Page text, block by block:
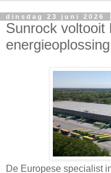
dinsdag 23 juni 2026
Sunrock voltooit
De Europese specialist